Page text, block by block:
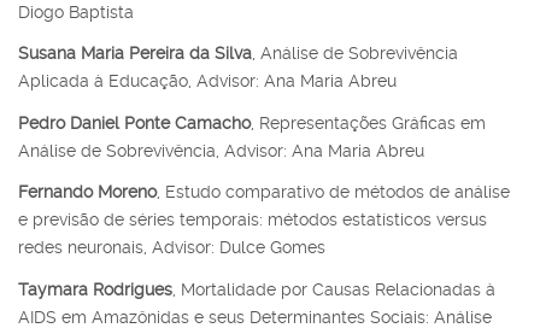
Diogo Baptista
Susana Maria Pereira da Silva, Análise de Sobrevivência
Aplicada à Educação, Advisor: Ana Maria Abreu
Pedro Daniel Ponte Camacho, Representações Gráficas em
Análise de Sobrevivência, Advisor: Ana Maria Abreu
Fernando Moreno, Estudo comparativo de métodos de análise
e previsão de séries temporais: métodos estatísticos versus
redes neuronais, Advisor: Dulce Gomes
Taymara Rodrigues , Mortalidade por Causas Relacionadas à
AIDS em Amazônidas e seus Determinantes Sociais: Análise